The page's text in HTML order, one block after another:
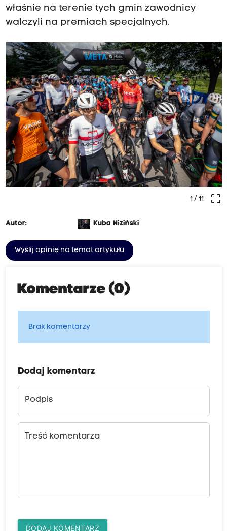
właśnie na terenie tych gmin zawodnicy
walczyli na premiach specjalnych.
crop_free
1/ 11
Autor: Kuba Niziński
Wyślij opinię na temat artykułu
Komentarze (0)
Brak komentarzy
Dodaj komentarz
Podpis
Treść komentarza
DODAJ KOMENTARZ